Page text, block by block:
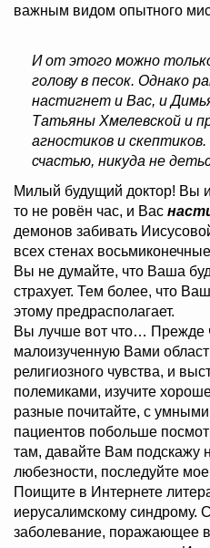
важным видом опытного
И от этого можно
голову в песок. Однако
настигнет и Вас, и
Татьяны Хмелевской и
агностиков и
счастью, никуда не
Милый будущий доктор! Вы
то не ровён час, и Вас
демонов забивать
всех стенах
Вы не думайте, что Ваша
страхует. Тем более, что
этому предрасполагает.
Вы лучше вот что… Прежде
малоизученную Вами
религиозного чувства, и
полемиками, изучите
разные почитайте, с
пациентов побольше
там, давайте Вам подскажу
любезности, последуйте
Поищите в Интернете
иерусалимскому синдрому.
заболевание, поражающее